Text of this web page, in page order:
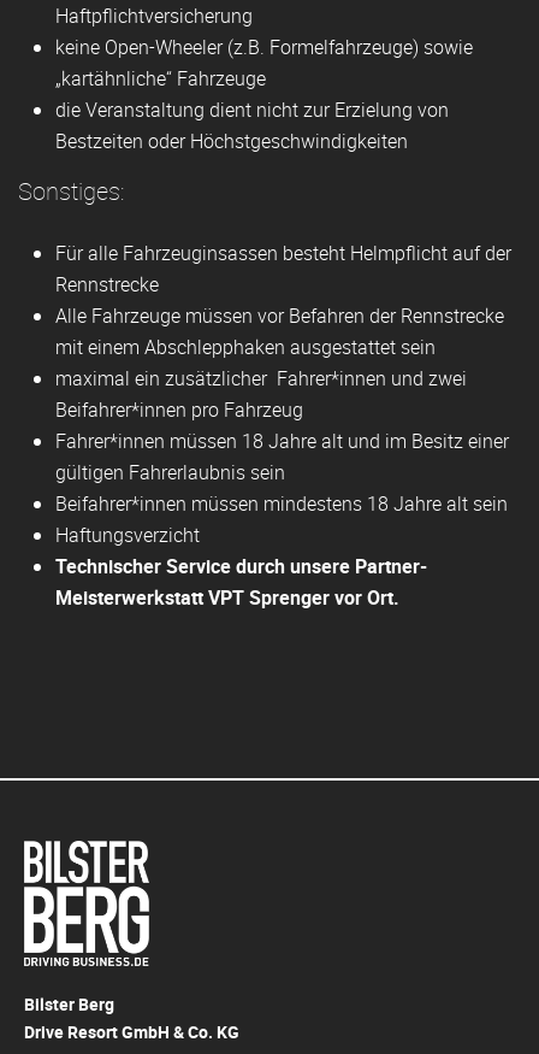
Haftpflichtversicherung
keine Open-Wheeler (z.B. Formelfahrzeuge) sowie
„kartähnliche“ Fahrzeuge
die Veranstaltung dient nicht zur Erzielung von
Bestzeiten oder Höchstgeschwindigkeiten
Sonstiges:
Für alle Fahrzeuginsassen besteht Helmpflicht auf der
Rennstrecke
Alle Fahrzeuge müssen vor Befahren der Rennstrecke
mit einem Abschlepphaken ausgestattet sein
maximal ein zusätzlicher Fahrer*innen und zwei
Beifahrer*innen pro Fahrzeug
Fahrer*innen müssen 18 Jahre alt und im Besitz einer
gültigen Fahrerlaubnis sein
Beifahrer*innen müssen mindestens 18 Jahre alt sein
Haftungsverzicht
Technischer Service durch unsere Partner-
Meisterwerkstatt VPT Sprenger vor Ort.
Bilster Berg
Drive Resort GmbH & Co. KG